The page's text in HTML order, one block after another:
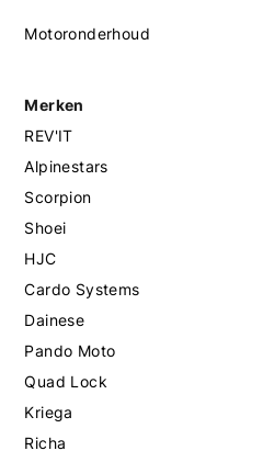
Motoronderhoud
Merken
REV'IT
Alpinestars
Scorpion
Shoei
HJC
Cardo Systems
Dainese
Pando Moto
Quad Lock
Kriega
Richa